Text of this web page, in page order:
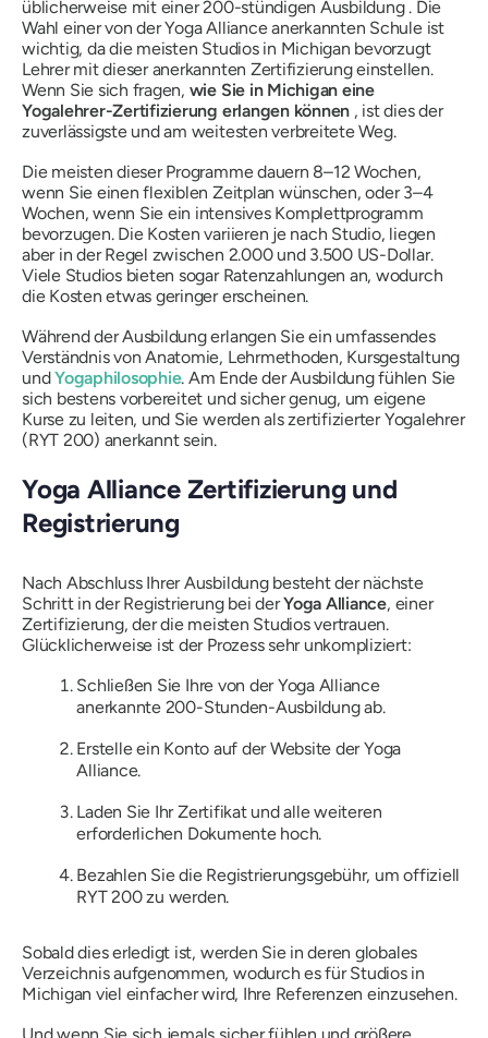
üblicherweise mit einer 200-stündigen Ausbildung . Die
Wahl einer von der Yoga Alliance anerkannten Schule ist
wichtig, da die meisten Studios in Michigan bevorzugt
Lehrer mit dieser anerkannten Zertifizierung einstellen.
Wenn Sie sich fragen, wie Sie in Michigan eine
Yogalehrer-Zertifizierung erlangen können , ist dies der
zuverlässigste und am weitesten verbreitete Weg.
Die meisten dieser Programme dauern 8–12 Wochen,
wenn Sie einen flexiblen Zeitplan wünschen, oder 3–4
Wochen, wenn Sie ein intensives Komplettprogramm
bevorzugen. Die Kosten variieren je nach Studio, liegen
aber in der Regel zwischen 2.000 und 3.500 US-Dollar.
Viele Studios bieten sogar Ratenzahlungen an, wodurch
die Kosten etwas geringer erscheinen.
Während der Ausbildung erlangen Sie ein umfassendes
Verständnis von Anatomie, Lehrmethoden, Kursgestaltung
undYogaphilosophie. Am Ende der Ausbildung fühlen Sie
sich bestens vorbereitet und sicher genug, um eigene
Kurse zu leiten, und Sie werden als zertifizierter Yogalehrer
(RYT 200) anerkannt sein.
Yoga Alliance Zertifizierung und
Registrierung
Nach Abschluss Ihrer Ausbildung besteht der nächste
Schritt in der Registrierung bei derYoga Alliance, einer
Zertifizierung, der die meisten Studios vertrauen.
Glücklicherweise ist der Prozess sehr unkompliziert:
Schließen Sie Ihre von der Yoga Alliance
anerkannte 200-Stunden-Ausbildung ab.
Erstelle ein Konto auf der Website der Yoga
Alliance.
Laden Sie Ihr Zertifikat und alle weiteren
erforderlichen Dokumente hoch.
Bezahlen Sie die Registrierungsgebühr, um offiziell
RYT 200 zu werden.
Sobald dies erledigt ist, werden Sie in deren globales
Verzeichnis aufgenommen, wodurch es für Studios in
Michigan viel einfacher wird, Ihre Referenzen einzusehen.
Und wenn Sie sich jemals sicher fühlen und größere